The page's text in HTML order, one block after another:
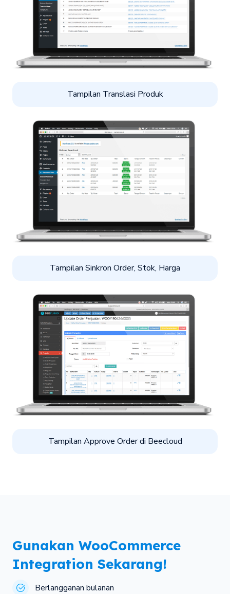
Tampilan Translasi Produk
Tampilan Sinkron Order, Stok, Harga
Tampilan Approve Order di Beecloud
Gunakan WooCommerce
Integration Sekarang!
Berlangganan bulanan